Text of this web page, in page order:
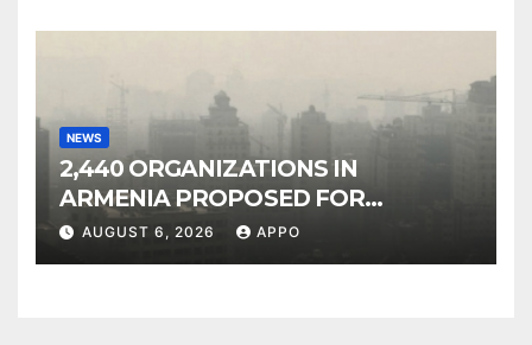
NEWS
2,440 ORGANIZATIONS IN
ARMENIA PROPOSED FOR
INCLUSION IN LIST OF AIR
AUGUST 6, 2026 APPO